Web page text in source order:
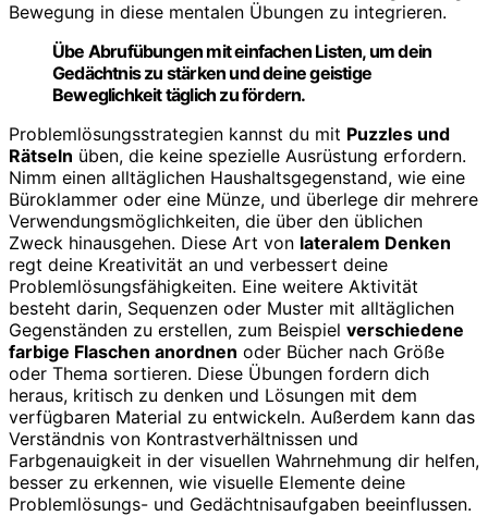
Bewegung in diese mentalen Übungen zu integrieren.
Übe Abrufübungen mit einfachen Listen, um dein
Gedächtnis zu stärken und deine geistige
Beweglichkeit täglich zu fördern.
Problemlösungsstrategien kannst du mit Puzzles und
Rätseln üben, die keine spezielle Ausrüstung erfordern.
Nimm einen alltäglichen Haushaltsgegenstand, wie eine
Büroklammer oder eine Münze, und überlege dir mehrere
Verwendungsmöglichkeiten, die über den üblichen
Zweck hinausgehen. Diese Art von lateralem Denken
regt deine Kreativität an und verbessert deine
Problemlösungsfähigkeiten. Eine weitere Aktivität
besteht darin, Sequenzen oder Muster mit alltäglichen
Gegenständen zu erstellen, zum Beispiel verschiedene
farbige Flaschen anordnen oder Bücher nach Größe
oder Thema sortieren. Diese Übungen fordern dich
heraus, kritisch zu denken und Lösungen mit dem
verfügbaren Material zu entwickeln. Außerdem kann das
Verständnis von Kontrastverhältnissen und
Farbgenauigkeit in der visuellen Wahrnehmung dir helfen,
besser zu erkennen, wie visuelle Elemente deine
Problemlösungs- und Gedächtnisaufgaben beeinflussen.